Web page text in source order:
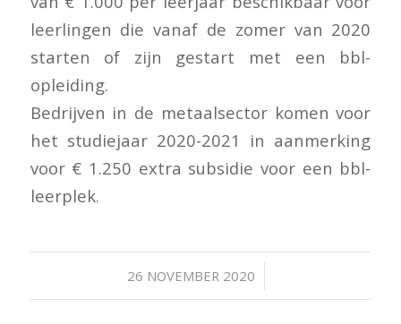
leerlingen die vanaf de zomer van 2020
starten of zijn gestart met een bbl-
opleiding.
Bedrijven in de metaalsector komen voor
het studiejaar 2020-2021 in aanmerking
voor € 1.250 extra subsidie voor een bbl-
leerplek.
26 NOVEMBER 2020
/